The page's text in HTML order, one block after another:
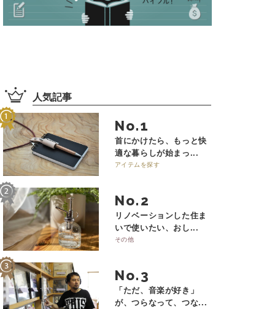
人気記事
No.
首にかけたら、もっと快
適な暮らしが始まっ...
アイテムを探す
No.
リノベーションした住ま
いで使いたい、おし...
その他
No.
「ただ、音楽が好き」
が、つらなって、つな...